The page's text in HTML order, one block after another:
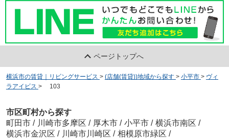
ページトップへ
横浜市の賃貸｜リビングサービス > (店舗(賃貸))地域から探す > 小平市 > ヴィ
ラアイビス > 103
市区町村から探す
町田市 / 川崎市多摩区 / 厚木市 / 小平市 / 横浜市南区 /
横浜市金沢区 / 川崎市川崎区 / 相模原市緑区 /